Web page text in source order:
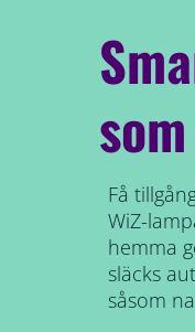
Få
WiZ-
hemma
släcks
såsom